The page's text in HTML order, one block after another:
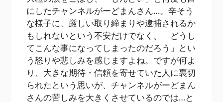
にしたチャンネルがーどまんさん…。辛そう
な様子に、厳しい取り締まりや逮捕されるか
もしれないという不安だけでなく、「どうし
てこんな事になってしまったのだろう」とい
う怒りや悲しみを感じますよね。ですが何よ
り、大きな期待・信頼を寄せていた人に裏切
られたという思いが、チャンネルがーどまん
さんの苦しみを大きくさせているのでは…と